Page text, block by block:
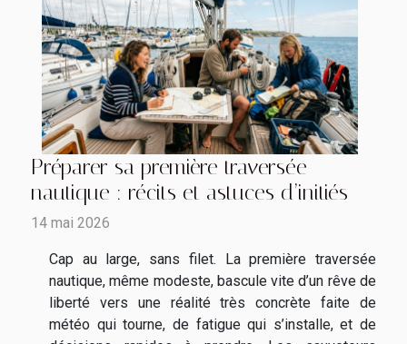
Préparer sa première traversée
nautique : récits et astuces d’initiés
14 mai 2026
Cap au large, sans filet. La première traversée
nautique, même modeste, bascule vite d’un rêve de
liberté vers une réalité très concrète faite de
météo qui tourne, de fatigue qui s’installe, et de